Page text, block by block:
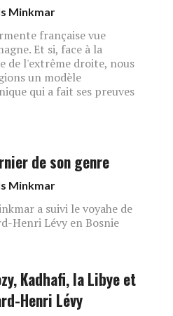
Minkmar
française vue
Et si, face à la
de l'extrême droite, nous
un modèle
qui a fait ses preuves
de son genre
Minkmar
a suivi le voyahe de
Henri Lévy en Bosnie
Kadhafi, la Libye et
Henri Lévy